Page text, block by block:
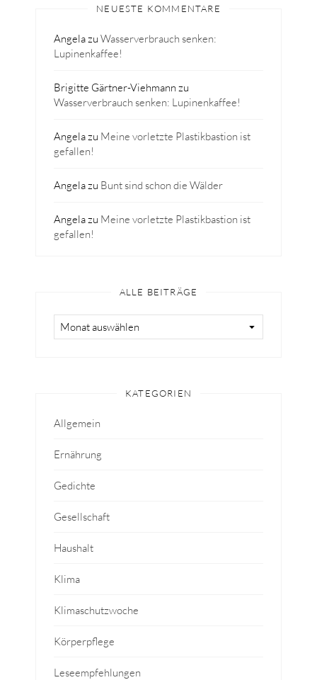
NEUESTE KOMMENTARE
Angelazu Wasserverbrauch senken:
Lupinenkaffee!
Brigitte Gärtner-Viehmann zu
Wasserverbrauch senken: Lupinenkaffee!
Angelazu Meine vorletzte Plastikbastion ist
gefallen!
Angelazu Bunt sind schon die Wälder
Angelazu Meine vorletzte Plastikbastion ist
gefallen!
ALLE BEITRÄGE
KATEGORIEN
Allgemein
Ernährung
Gedichte
Gesellschaft
Haushalt
Klima
Klimaschutzwoche
Körperpflege
Leseempfehlungen